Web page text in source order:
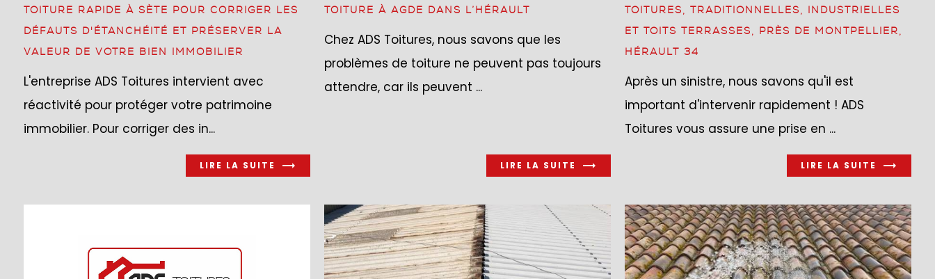
TOITURE RAPIDE À SÈTE POUR CORRIGER LES
DÉFAUTS D'ÉTANCHÉITÉ ET PRÉSERVER LA
VALEUR DE VOTRE BIEN IMMOBILIER
L'entreprise ADS Toitures intervient avec
réactivité pour protéger votre patrimoine
immobilier. Pour corriger des in...
LIRE LA SUITE
TOITURE À AGDE DANS L’HÉRAULT
Chez ADS Toitures, nous savons que les
problèmes de toiture ne peuvent pas toujours
attendre, car ils peuvent ...
LIRE LA SUITE
TOITURES, TRADITIONNELLES, INDUSTRIELLES
ET TOITS TERRASSES, PRÈS DE MONTPELLIER,
HÉRAULT 34
Après un sinistre, nous savons qu'il est
important d'intervenir rapidement ! ADS
Toitures vous assure une prise en ...
LIRE LA SUITE